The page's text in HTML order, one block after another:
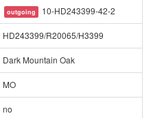
outgoing 10-HD243399-42-2
HD243399/R20065/H3399
Dark Mountain Oak
MO
no